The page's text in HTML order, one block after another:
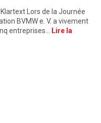
Lors de la Journée
BVMW e. V. a vivement
entreprises…
Lire la